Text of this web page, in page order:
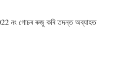
নং গােচৰ ৰুজু কৰি তদন্ত অব্যাহত